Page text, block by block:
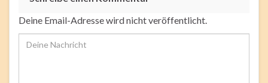
Deine Email-Adresse wird nicht veröffentlicht.